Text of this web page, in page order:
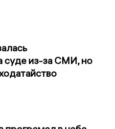
суде из-за СМИ, но